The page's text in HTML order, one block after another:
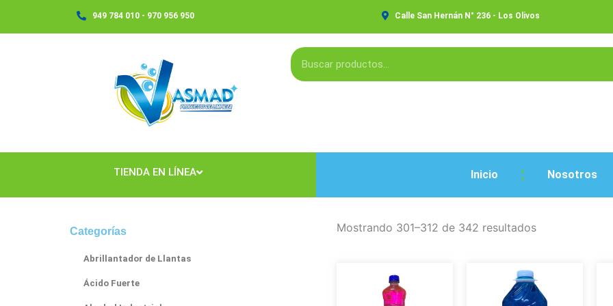
949 784 010 - 970 956 950 Calle San Hernán N° 236 - Los Olivos
TIENDA EN LÍNEA Inicio Nosotros
Categorías
Abrillantador de Llantas
Ácido Fuerte
Mostrando 301–312 de 342 resultados